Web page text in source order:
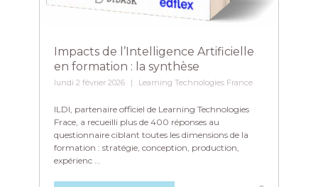
Impacts de l’Intelligence Artificielle
en formation : la synthèse
lundi 2 février 2026 Learning Technologies France
ILDI, partenaire officiel de Learning Technologies
Frace, a recueilli plus de 400 réponses au
questionnaire ciblant toutes les dimensions de la
formation : stratégie, conception, production,
expérienc ...